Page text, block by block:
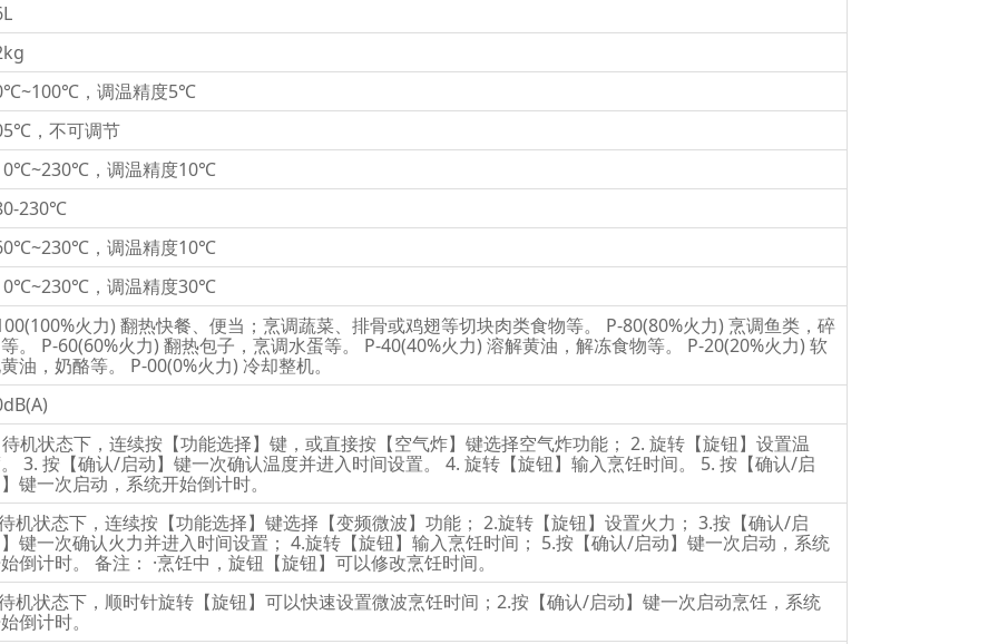
，调温精度5℃
，不可调节
，调温精度10℃
230℃
，调温精度10℃
，调温精度30℃
火力) 翻热快餐、便当；烹调蔬菜、排骨或鸡翅等切块肉类食物等。 P-80(80%火力) 烹调鱼类，碎
。 P-60(60%火力) 翻热包子，烹调水蛋等。 P-40(40%火力) 溶解黄油，解冻食物等。 P-20(20%火力) 软
油，奶酪等。 P-00(0%火力) 冷却整机。
机状态下，连续按【功能选择】键，或直接按【空气炸】键选择空气炸功能； 2. 旋转【旋钮】设置温
3. 按【确认/启动】键一次确认温度并进入时间设置。 4. 旋转【旋钮】输入烹饪时间。 5. 按【确认/启
键一次启动，系统开始倒计时。
机状态下，连续按【功能选择】键选择【变频微波】功能； 2.旋转【旋钮】设置火力； 3.按【确认/启
键一次确认火力并进入时间设置； 4.旋转【旋钮】输入烹饪时间； 5.按【确认/启动】键一次启动，系统
倒计时。 备注： ·烹饪中，旋钮【旋钮】可以修改烹饪时间。
机状态下，顺时针旋转【旋钮】可以快速设置微波烹饪时间；2.按【确认/启动】键一次启动烹饪，系统
倒计时。